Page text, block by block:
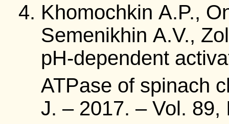
Khomochkin A.P.,
Semenikhin A.V.,
pH-dependent
ATPase of spinach
J. – 2017. – Vol.